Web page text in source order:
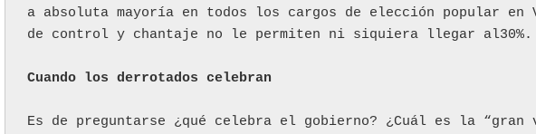
a absoluta mayoría en todos los cargos de elección popular en
de control y chantaje no le permiten ni siquiera llegar al30%.
Cuando los derrotados celebran
Es de preguntarse ¿qué celebra el gobierno? ¿Cuál es la